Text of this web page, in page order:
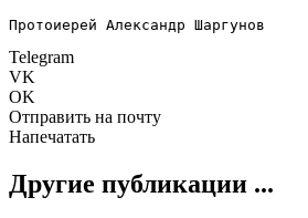
Протоиерей Александр Шаргунов
Telegram
VK
OK
Отправить на почту
Напечатать
Другие публикации ...